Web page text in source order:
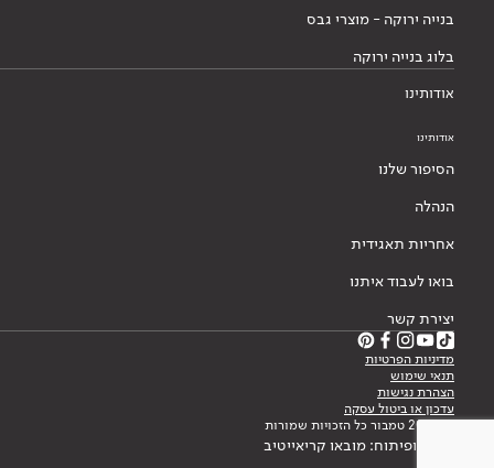
בנייה ירוקה - מוצרי גבס
בלוג בנייה ירוקה
אודותינו
אודותינו
הסיפור שלנו
הנהלה
אחריות תאגידית
בואו לעבוד איתנו
יצירת קשר
מדיניות הפרטיות
תנאי שימוש
הצהרת נגישות
עדכון או ביטול עסקה
© 2026 טמבור כל הזכויות שמורות
עיצוב ופיתוח: מובאו קריאייטיב